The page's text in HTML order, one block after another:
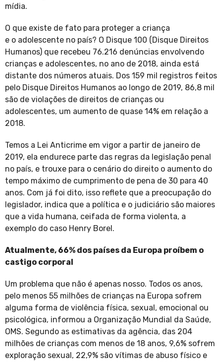
mídia.
O que existe de fato para proteger a criança
e o adolescente no país? O Disque 100 (Disque Direitos
Humanos) que recebeu 76.216 denúncias envolvendo
crianças e adolescentes, no ano de 2018, ainda está
distante dos números atuais. Dos 159 mil registros feitos
pelo Disque Direitos Humanos ao longo de 2019, 86,8 mil
são de violações de direitos de crianças ou
adolescentes, um aumento de quase 14% em relação a
2018.
Temos a Lei Anticrime em vigor a partir de janeiro de
2019, ela endurece parte das regras da legislação penal
no país, e trouxe para o cenário do direito o aumento do
tempo máximo de cumprimento de pena de 30 para 40
anos. Com já foi dito, isso reflete que a preocupação do
legislador, indica que a política e o judiciário são maiores
que a vida humana, ceifada de forma violenta, a
exemplo do caso Henry Borel.
Atualmente, 66% dos países da Europa proíbem o
castigo corporal
Um problema que não é apenas nosso. Todos os anos,
pelo menos 55 milhões de crianças na Europa sofrem
alguma forma de violência física, sexual, emocional ou
psicológica, informou a Organização Mundial da Saúde,
OMS. Segundo as estimativas da agência, das 204
milhões de crianças com menos de 18 anos, 9,6% sofrem
exploração sexual, 22,9% são vítimas de abuso físico e